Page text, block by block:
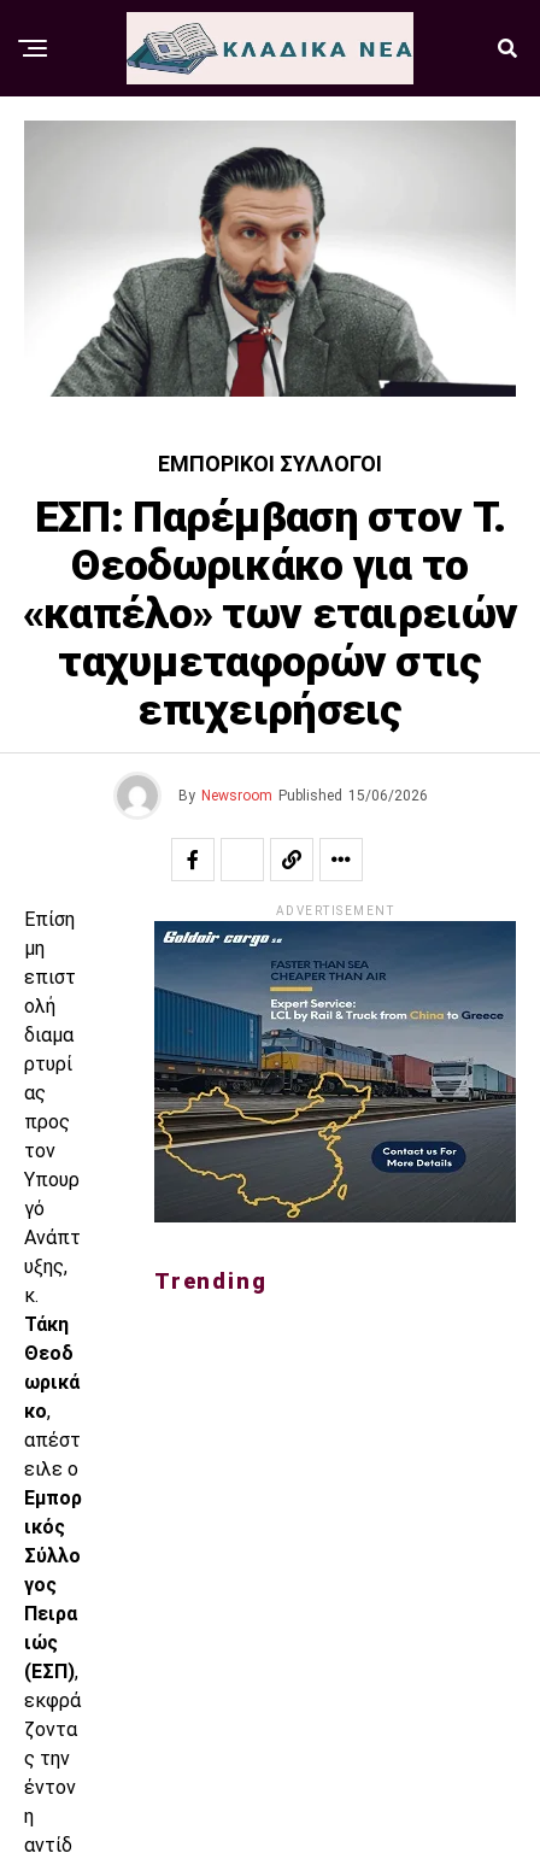
ΕΜΠΟΡΙΚΟΊ ΣΎΛΛΟΓΟΙ
ΕΣΠ: Παρέμβαση στον Τ.
Θεοδωρικάκο για το
«καπέλο» των εταιρειών
ταχυμεταφορών στις
επιχειρήσεις
By Newsroom Published 15/06/2026
Επίση
μη
επιστ
ολή
διαμα
ρτυρί
ας
προς
τον
Υπουρ
γό
Ανάπτ
υξης,
κ.
Τάκη
Θεοδ
ωρικά
κο,
απέστ
ειλε ο
Εμπορ
ικός
Σύλλο
γος
Πειρα
ιώς
(ΕΣΠ),
εκφρά
ζοντα
ς την
έντον
η
αντίδ
ADVERTISEMENT
Trending